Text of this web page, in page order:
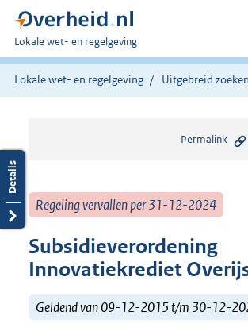
U
bent
hier:
Lokale wet- en regelgeving
Lokale wet- en regelgeving Uitgebreid zoeken
Permalink
Regeling vervallen per 31-12-2024
Subsidieverordening
Innovatiekrediet
Geldend van 09-12-2015 t/m 30-12-